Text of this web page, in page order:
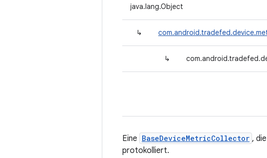
java.lang.Object
↳
↳
Eine BaseDeviceMetricCollector ,
protokolliert.